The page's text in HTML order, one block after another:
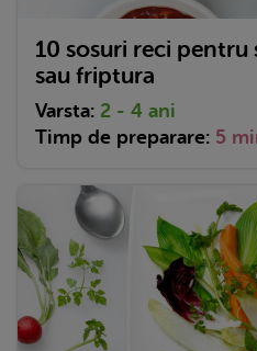
10 sosuri reci pentru
sau friptura
Varsta: 2 - 4 ani
Timp de preparare: 5